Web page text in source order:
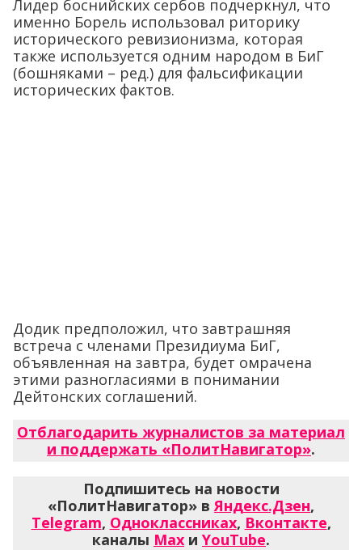
Лидер боснийских сербов подчеркнул, что
именно Борель использовал риторику
исторического ревизионизма, которая
также используется одним народом в БиГ
(бошняками – ред.) для фальсификации
исторических фактов.
Додик предположил, что завтрашняя
встреча с членами Президиума БиГ,
объявленная на завтра, будет омрачена
этими разногласиями в понимании
Дейтонских соглашений.
Отблагодарить журналистов за материал
и поддержать «ПолитНавигатор».
Подпишитесь на новости
«ПолитНавигатор» в Яндекс.Дзен,
Telegram, Одноклассниках, Вконтакте,
каналы Max и YouTube.